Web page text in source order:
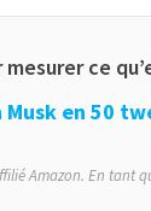
mesurer ce
Musk en 50
Amazon. En tant